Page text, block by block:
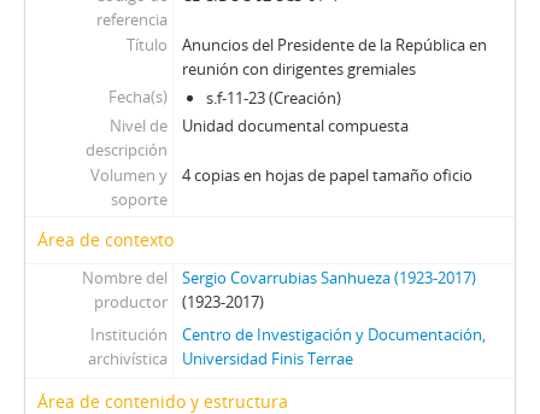
36 - Estados Unidos y la América Latina: La Nueva Oportunidad por Henry Kissinger
37 - Libreta de anotaciones perteneciente a Sergio Covarrubias Sanhueza
38 - Libreta de apuntes perteneciente a Sergio Covarrubias Sanhueza
39 - Libreta de apuntes con fechas perteneciente a Sergio Covarrubias Sanhueza y transcripción de conversación del Gral. Court con el Sr. Cardenal
40 - Libreta de apuntes perteneciente a Sergio Covarrubias Sanhueza
JFFL - Juan Francisco Fresno Larraín
GIF - Gonzalo Izquierdo Fernández
SOJR - Sergio Onofre Jarpa Reyes
RKV - Roberto Tomás Kelly Vásquez
RVA - Rafael Valdivieso Ariztía
referencia
Título
Anuncios del Presidente de la República en
reunión con dirigentes gremiales
Fecha(s)
s.f-11-23 (Creación)
Nivel de
descripción
Unidad documental compuesta
Volumen y
soporte
4 copias en hojas de papel tamaño oficio
Área de contexto
Nombre del
productor
Sergio Covarrubias Sanhueza (1923-2017)
(1923-2017)
Institución
archivística
Centro de Investigación y Documentación,
Universidad Finis Terrae
Área de contenido y estructura